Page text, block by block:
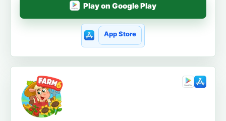
Play on Google Play
App Store